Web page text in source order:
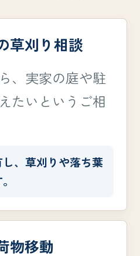
草刈り相談
、実家の庭や駐
たいというご相
、草刈りや落ち葉
物移動